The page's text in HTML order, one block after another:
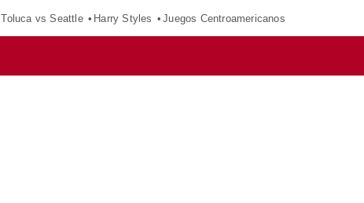
Toluca vs Seattle Harry Styles Juegos Centroamericanos